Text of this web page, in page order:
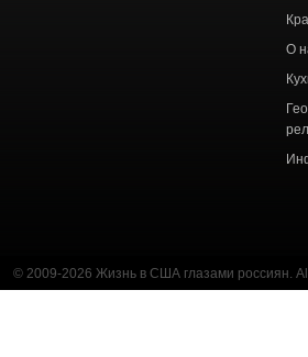
О
© 2009-2026 Жизнь в США глазами россиян.